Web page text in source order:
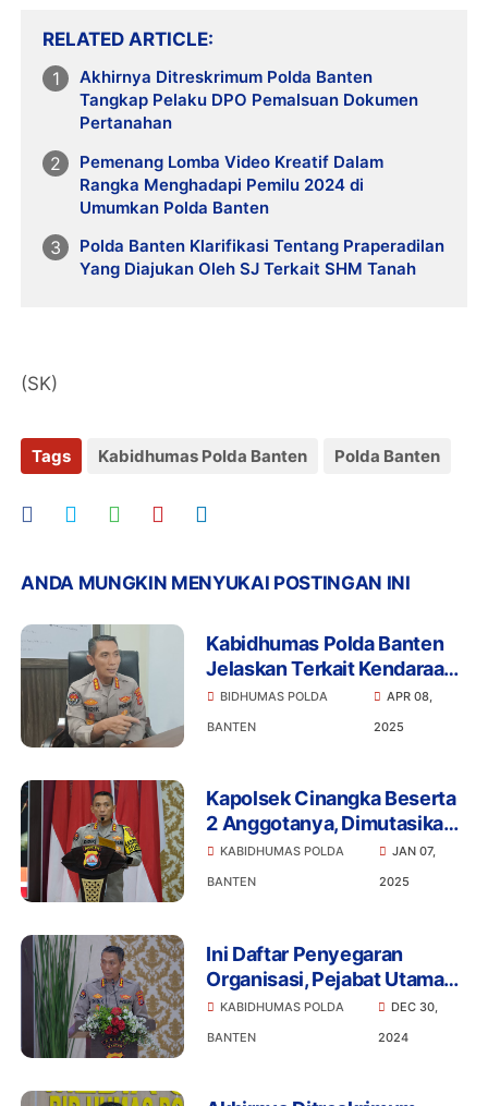
RELATED ARTICLE
Akhirnya Ditreskrimum Polda Banten
Tangkap Pelaku DPO Pemalsuan Dokumen
Pertanahan
Pemenang Lomba Video Kreatif Dalam
Rangka Menghadapi Pemilu 2024 di
Umumkan Polda Banten
Polda Banten Klarifikasi Tentang Praperadilan
Yang Diajukan Oleh SJ Terkait SHM Tanah
(SK)
Tags Kabidhumas Polda Banten Polda Banten
ANDA MUNGKIN MENYUKAI POSTINGAN INI
Kabidhumas Polda Banten
Jelaskan Terkait Kendaraan
Dinas Polisi yang Isi BBM di
SPBU Ciceri
BIDHUMAS POLDA
BANTEN
APR 08,
2025
Kapolsek Cinangka Beserta
2 Anggotanya, Dimutasikan
Kapolda Banten Dalam
Rangka Pemeriksaan
KABIDHUMAS POLDA
BANTEN
JAN 07,
2025
Ini Daftar Penyegaran
Organisasi, Pejabat Utama
Polda Banten Mutasi
Jabatan
KABIDHUMAS POLDA
BANTEN
DEC 30,
2024